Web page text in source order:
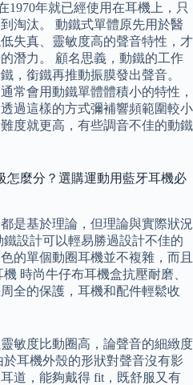
1970年就已經使用在耳機上，只
淘汰。 動鐵式單體原先用於醫
失真、靈敏度高的聲音特性，才
潛力。 顧名思義，動鐵的工作
，銜鐵再推動振膜發出聲音。
常會用動鐵單體體積小的特性，
過這樣的方式彌補響頻範圍較小
度就更高，有些調音不佳的動鐵
怎麼分？選購運動用藍牙耳機必
是基於理論，但理論與實際狀況
設計可以輕易勝過設計不佳的
的單個動圈耳機並不複雜，而且
時尚牛仔布耳機盒抗壓耐磨、
全的保護，耳機和配件輕鬆收
敏度比動圈高，論聲音的細緻度
耳機外殼的形狀對聲音沒有影
道，能夠戴得 fit，既舒服又有